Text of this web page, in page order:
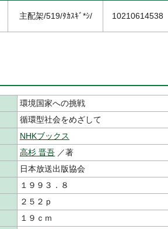
主配架/519/ﾀｶｽｷﾞ*ｼ/ 10210614538
環境国家への挑戦
循環型社会をめざして
NHKブックス
高杉 晋吾 ／著
日本放送出版協会
１９９３．８
２５２ｐ
１９ｃｍ